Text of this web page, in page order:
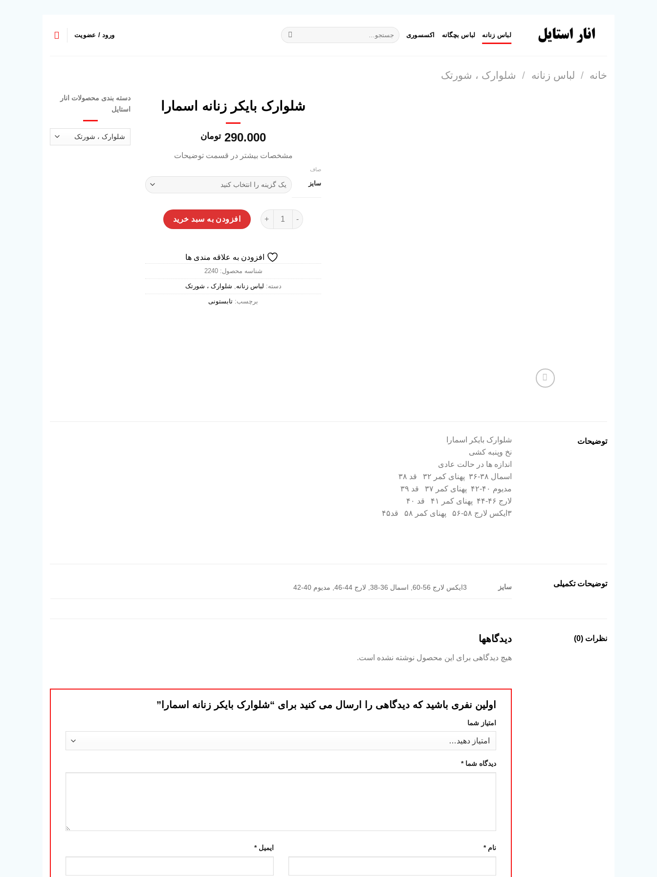
لباس زنانه لباس بچگانه اکسسوری
جستجو
برای:
ورود / عضویت
خانه / لباس زنانه / شلوارک ، شورتک
شلوارک بایکر زنانه اسمارا
290.000 تومان
مشخصات بیشتر در قسمت توضیحات
سایز
صاف
شلوارک بایکر زنانه اسمارا عدد
افزودن به سبد خرید
افزودن به علاقه مندی ها
شناسه محصول:2240
دسته: لباس زنانه شلوارک ، شورتک
برچسب: تابستونی
دسته بندی محصولات انار
استایل
توضیحات
شلوارک بایکر اسمارا
نخ و‌پنبه کشی
اندازه ها در حالت عادی
اسمال ۳۸-۳۶ پهنای کمر ۳۲ قد ۳۸
مدیوم ۴۰-۴۲ پهنای کمر ۳۷ قد ۳۹
لارج ۴۶-۴۴ پهنای کمر ۴۱ قد ۴۰
۳ایکس لارج ۵۸-۵۶ پهنای کمر ۵۸ قد۴۵
توضیحات تکمیلی سایز 3ایکس لارج 56-60, اسمال 36-38, لارج 44-46, مدیوم 40-42
نظرات (0) دیدگاهها
هیچ دیدگاهی برای این محصول نوشته نشده است.
اولین نفری باشید که دیدگاهی را ارسال می کنید برای “شلوارک بایکر زنانه اسمارا”
امتیاز شما
دیدگاه شما*
نام* ایمیل*